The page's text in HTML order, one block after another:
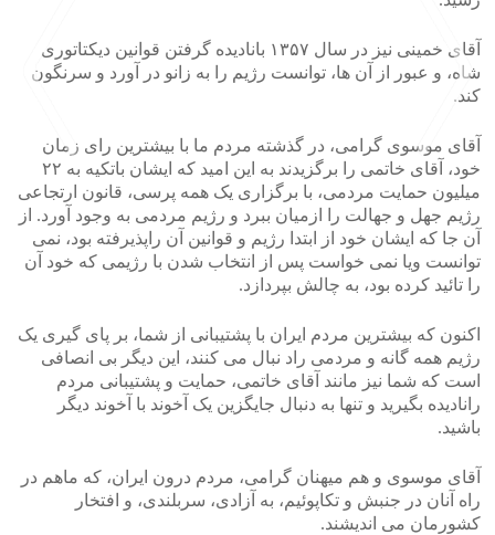
آقای خمینی نیز در سال ۱۳۵۷ بانادیده گرفتن قوانین دیکتاتوری
شاه، و عبور از آن ها، توانست رژیم را به زانو در آورد و سرنگون
کند.
آقای موسوی گرامی، در گذشته مردم ما با بیشترین رای زمان
خود، آقای خاتمی را برگزیدند به این امید که ایشان باتکیه به ۲۲
میلیون حمایت مردمی، با برگزاری یک همه پرسی، قانون ارتجاعی
رژیم جهل و جهالت را ازمیان ببرد و رژیم مردمی به وجود آورد. از
آن جا که ایشان خود از ابتدا رژیم و قوانین آن راپذیرفته بود، نمی
توانست ویا نمی خواست پس از انتخاب شدن با رژیمی که خود آن
را تائید کرده بود، به چالش بپردازد.
اکنون که بیشترین مردم ایران با پشتیبانی از شما، بر پای گیری یک
رژیم همه گانه و مردمی راد نبال می کنند، این دیگر بی انصافی
است که شما نیز مانند آقای خاتمی، حمایت و پشتیبانی مردم
رانادیده بگیرید و تنها به دنبال جایگزین یک آخوند با آخوند دیگر
باشید.
آقای موسوی و هم میهنان گرامی، مردم درون ایران، که ماهم در
راه آنان در جنبش و تکاپوئیم، به آزادی، سربلندی، و افتخار
کشورمان می اندیشند.
<
>